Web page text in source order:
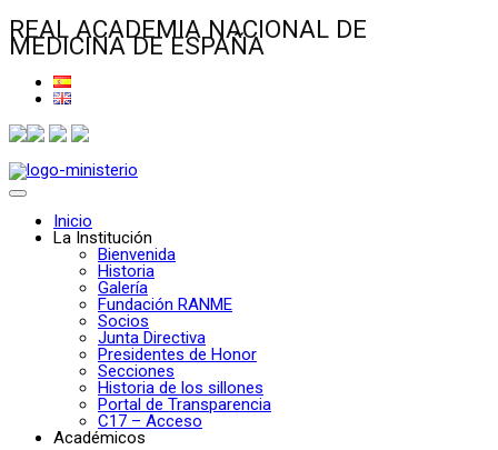
REAL ACADEMIA NACIONAL DE
MEDICINA DE ESPAÑA
Inicio
La Institución
Bienvenida
Historia
Galería
Fundación RANME
Socios
Junta Directiva
Presidentes de Honor
Secciones
Historia de los sillones
Portal de Transparencia
C17 – Acceso
Académicos